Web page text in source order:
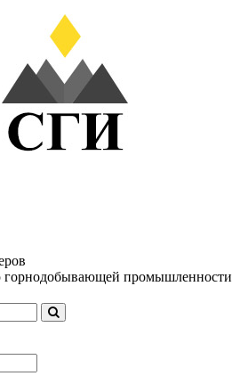
горнодобывающей промышленности